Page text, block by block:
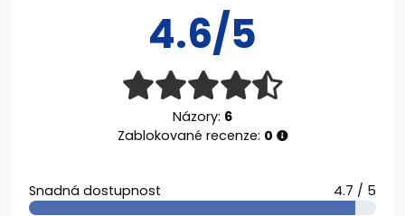
4.6/5
Názory: 6
Zablokované recenze: 0
Snadná dostupnost 4.7 / 5